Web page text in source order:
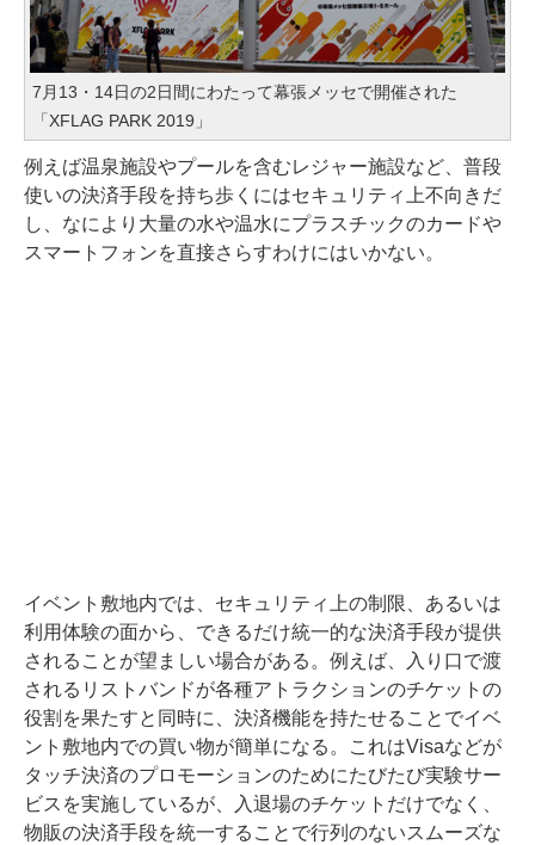
7月13・14日の2日間にわたって幕張メッセで開催された
「XFLAG PARK 2019」
例えば温泉施設やプールを含むレジャー施設など、普段
使いの決済手段を持ち歩くにはセキュリティ上不向きだ
し、なにより大量の水や温水にプラスチックのカードや
スマートフォンを直接さらすわけにはいかない。
イベント敷地内では、セキュリティ上の制限、あるいは
利用体験の面から、できるだけ統一的な決済手段が提供
されることが望ましい場合がある。例えば、入り口で渡
されるリストバンドが各種アトラクションのチケットの
役割を果たすと同時に、決済機能を持たせることでイベ
ント敷地内での買い物が簡単になる。これはVisaなどが
タッチ決済のプロモーションのためにたびたび実験サー
ビスを実施しているが、入退場のチケットだけでなく、
物販の決済手段を統一することで行列のないスムーズな